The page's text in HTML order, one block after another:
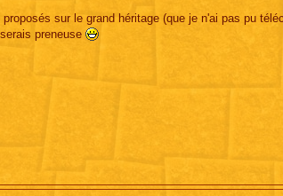
sur le grand héritage (que je n'ai pas pu
preneuse